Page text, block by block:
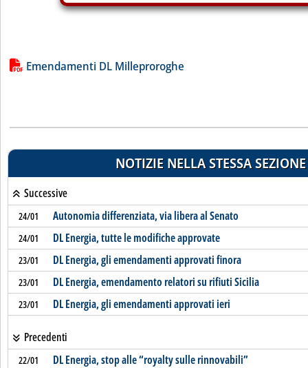
Lista allegati PDF alla notizia
Emendamenti DL Milleproroghe
NOTIZIE NELLA STESSA SEZIONE
Successive
24/01 Autonomia differenziata, via libera al Senato
24/01 DL Energia, tutte le modifiche approvate
23/01 DL Energia, gli emendamenti approvati finora
23/01 DL Energia, emendamento relatori su rifiuti Sicilia
23/01 DL Energia, gli emendamenti approvati ieri
Precedenti
22/01 DL Energia, stop alle “royalty sulle rinnovabili”